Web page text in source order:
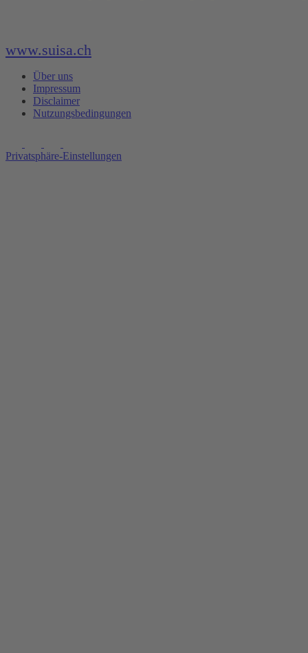
www.suisa.ch
Über uns
Impressum
Disclaimer
Nutzungsbedingungen
Privatsphäre-Einstellungen